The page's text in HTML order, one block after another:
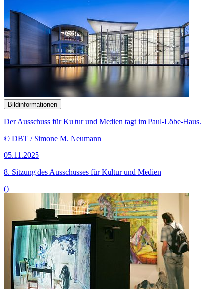
Bildinformationen
Der Ausschuss für Kultur und Medien tagt im Paul-Löbe-Haus.
© DBT / Simone M. Neumann
05.11.2025
8. Sitzung des Ausschusses für Kultur und Medien
()